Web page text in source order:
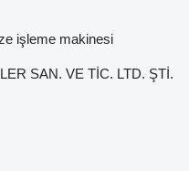
işleme makinesi
SAN. VE TİC. LTD. ŞTİ.